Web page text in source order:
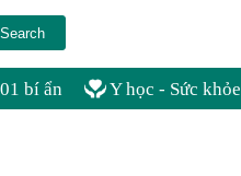
bí ẩn Y học - Sức khỏe